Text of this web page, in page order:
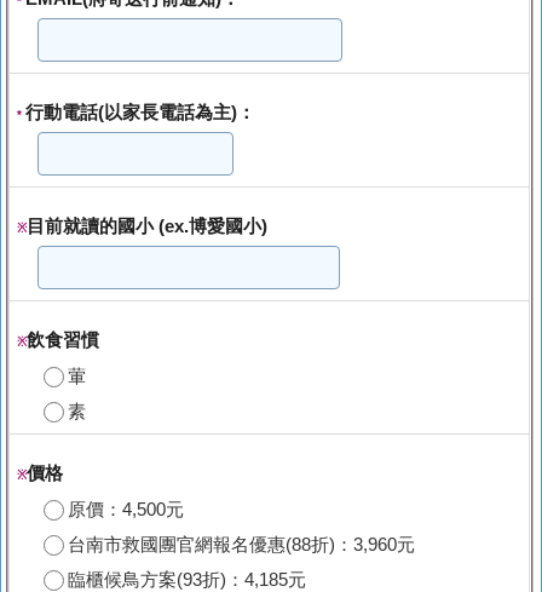
* 行動電話(以家長電話為主)：
※目前就讀的國小 (ex.博愛國小)
※飲食習慣
葷
素
※價格
原價：4,500元
台南市救國團官網報名優惠(88折)：3,960元
臨櫃候鳥方案(93折)：4,185元